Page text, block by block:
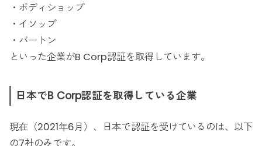
・ボディショップ
・イソップ
・バートン
といった企業がB Corp認証を取得しています。
日本でB Corp認証を取得している企業
現在（2021年6月）、日本で認証を受けているのは、以下